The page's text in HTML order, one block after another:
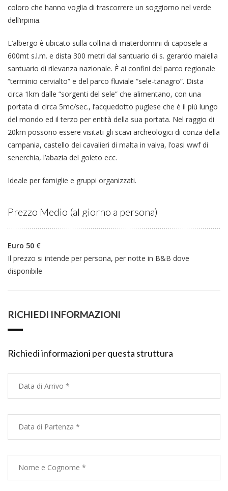
coloro che hanno voglia di trascorrere un soggiorno nel verde
dell’irpinia.
L’albergo è ubicato sulla collina di materdomini di caposele a
600mt s.l.m. e dista 300 metri dal santuario di s. gerardo maiella
santuario di rilevanza nazionale. È ai confini del parco regionale
“terminio cervialto” e del parco fluviale “sele-tanagro”. Dista
circa 1km dalle “sorgenti del sele” che alimentano, con una
portata di circa 5mc/sec., l’acquedotto puglese che è il più lungo
del mondo ed il terzo per entità della sua portata. Nel raggio di
20km possono essere visitati gli scavi archeologici di conza della
campania, castello dei cavalieri di malta in valva, l’oasi wwf di
senerchia, l’abazia del goleto ecc.
Ideale per famiglie e gruppi organizzati.
Prezzo Medio (al giorno a persona)
Euro 50 €
Il prezzo si intende per persona, per notte in B&B dove
disponibile
RICHIEDI INFORMAZIONI
Richiedi informazioni per questa struttura